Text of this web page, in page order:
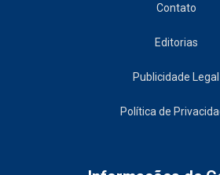
Contato
Editorias
Publicidade Legal
Política de